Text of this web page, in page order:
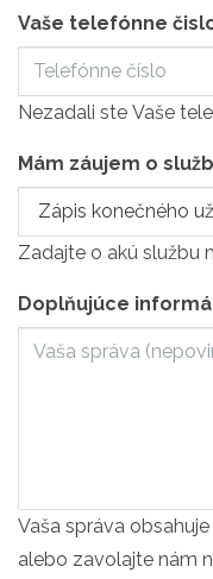
Vaše telefónne
Nezadali ste Vaše
Mám záujem o
Zadajte o akú službu
Doplňujúce
Vaša správa
alebo zavolajte nám